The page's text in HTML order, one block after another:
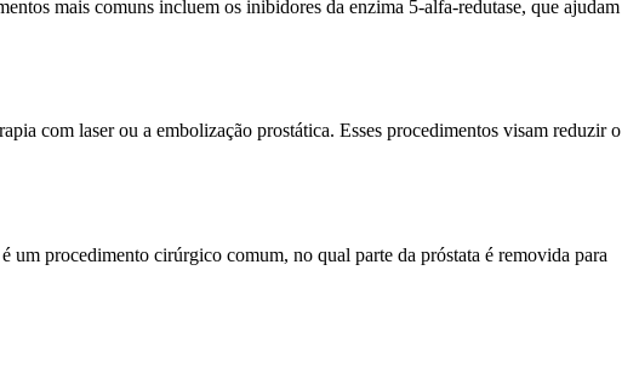
mais comuns incluem os inibidores da enzima 5-alfa-redutase, que ajudam
com laser ou a embolização prostática. Esses procedimentos visam reduzir o
um procedimento cirúrgico comum, no qual parte da próstata é removida para